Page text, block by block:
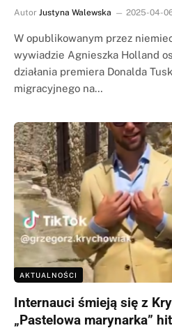
Autor Justyna Walewska 2025-04-
W opublikowanym przez
wywiadzie Agnieszka Holland
działania premiera Donalda
migracyjnego na…
AKTUALNOŚCI
Internauci śmieją się z
„Pastelowa marynarka”